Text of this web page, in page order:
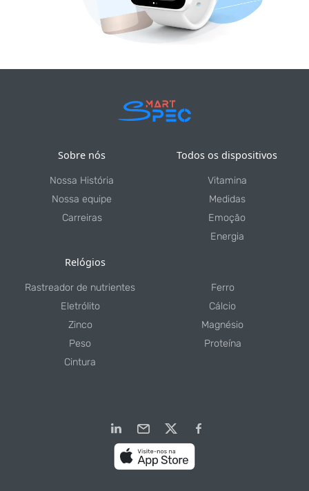
Sobre nós
Nossa História
Nossa equipe
Carreiras
Todos os dispositivos
Vitamina
Medidas
Emoção
Energia
Relógios
Rastreador de nutrientes
Eletrólito
Zinco
Peso
Cintura
Ferro
Cálcio
Magnésio
Proteína